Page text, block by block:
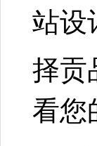
站设
择贡
看您